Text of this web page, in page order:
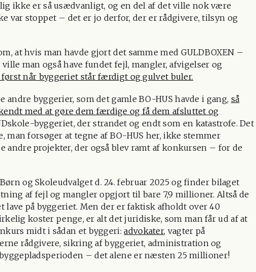
ikke er så usædvanligt, og en del af det ville nok være
var stoppet – det er jo derfor, der er rådgivere, tilsyn og
at hvis man havde gjort det samme med GULDBOXEN –
man også have fundet fejl, mangler, afvigelser og
når byggeriet står færdigt og gulvet buler.
andre byggerier, som det gamle BO-HUS havde i gang, så
med at gøre dem færdige og få dem afsluttet og
byggeriet, der strandet og endt som en katastrofe. Det
man forsøger at tegne af BO-HUS her, ikke stemmer
andre projekter, der også blev ramt af konkursen – for de
og Skoleudvalget d. 24. februar 2025 og finder bilaget
af fejl og mangler opgjort til bare 7,9 millioner. Altså de
lave på byggeriet. Men der er faktisk afholdt over 40
koster penge, er alt det juridiske, som man får ud af at
midt i sådan et byggeri:advokater, vagter på
rådgivere, sikring af byggeriet, administration og
– det alene er næsten 25 millioner!